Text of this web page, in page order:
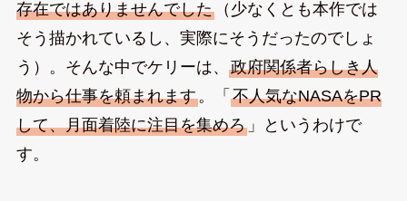
存在ではありませんでした（少なくとも本作では
そう描かれているし、実際にそうだったのでしょ
う）。そんな中でケリーは、 政府関係者らしき人
物から仕事を頼まれます。「 不人気なNASAをPR
して、月面着陸に注目を集めろ」というわけで
す。